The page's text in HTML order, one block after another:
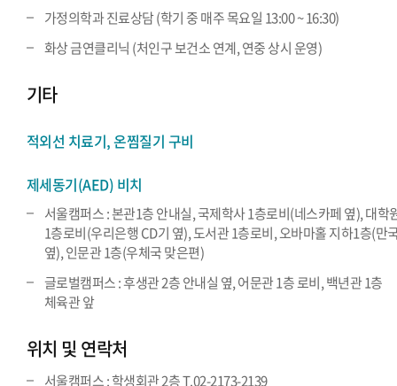
가정의학과 진료상담 (학기 중 매주 목요일 13:00 ~ 16:30)
화상 금연클리닉 (처인구 보건소 연계, 연중 상시 운영)
기타
적외선 치료기, 온찜질기 구비
제세동기(AED) 비치
서울캠퍼스 : 본관1층 안내실, 국제학사 1층로비(네스카페 옆), 대학
1층로비(우리은행 CD기 옆), 도서관 1층로비, 오바마홀 지하1층(만
옆), 인문관 1층(우체국 맞은편)
글로벌캠퍼스 : 후생관 2층 안내실 옆, 어문관 1층 로비, 백년관 1층
체육관 앞
위치 및 연락처
서울캠퍼스 : 학생회관 2층 T.02-2173-2139